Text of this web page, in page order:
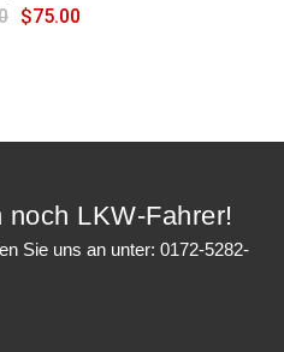
Ursprünglicher
$75.00
noch LKW-Fahrer!
Sie uns an unter: 0172-5282-